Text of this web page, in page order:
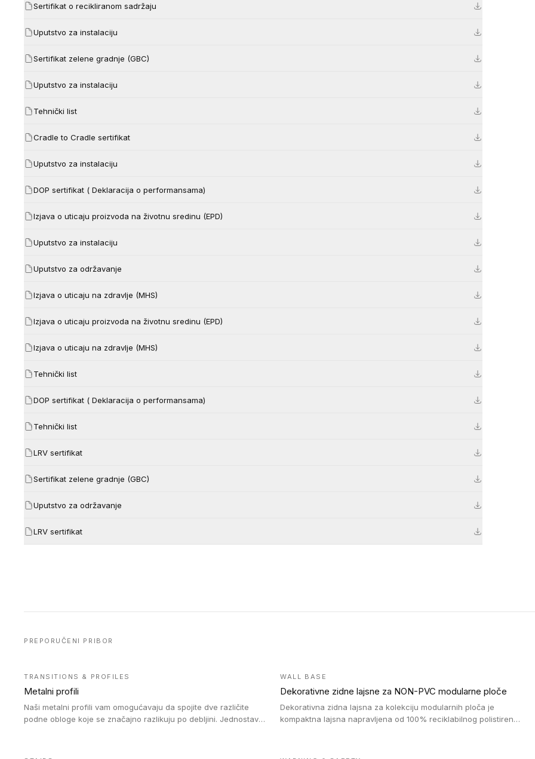
Sertifikat o recikliranom sadržaju
Uputstvo za instalaciju
Sertifikat zelene gradnje (GBC)
Uputstvo za instalaciju
Tehnički list
Cradle to Cradle sertifikat
Uputstvo za instalaciju
DOP sertifikat ( Deklaracija o performansama)
Izjava o uticaju proizvoda na životnu sredinu (EPD)
Uputstvo za instalaciju
Uputstvo za održavanje
Izjava o uticaju na zdravlje (MHS)
Izjava o uticaju proizvoda na životnu sredinu (EPD)
Izjava o uticaju na zdravlje (MHS)
Tehnički list
DOP sertifikat ( Deklaracija o performansama)
Tehnički list
LRV sertifikat
Sertifikat zelene gradnje (GBC)
Uputstvo za održavanje
LRV sertifikat
PREPORUČENI PRIBOR
TRANSITIONS & PROFILES
Metalni profili
Naši metalni profili vam omogućavaju da spojite dve različite
podne obloge koje se značajno razlikuju po debljini. Jednostavni
WALL BASE
Dekorativne zidne lajsne za NON-PVC modularne ploče
Dekorativna zidna lajsna za kolekciju modularnih ploča je
kompaktna lajsna napravljena od 100% reciklabilnog polistirena,